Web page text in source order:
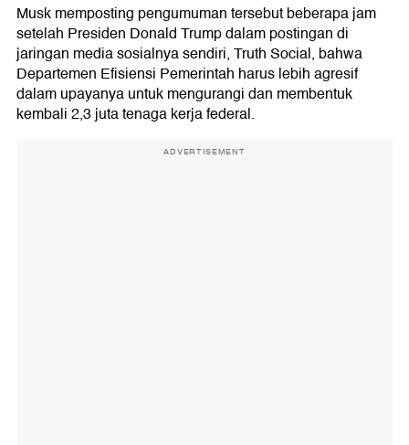
Musk memposting pengumuman tersebut beberapa jam
setelah Presiden Donald Trump dalam postingan di
jaringan media sosialnya sendiri, Truth Social, bahwa
Departemen Efisiensi Pemerintah harus lebih agresif
dalam upayanya untuk mengurangi dan membentuk
kembali 2,3 juta tenaga kerja federal.
ADVERTISEMENT